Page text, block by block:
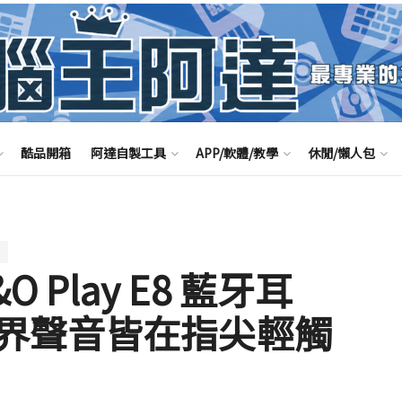
酷品開箱 阿達自製工具 APP/軟體/教學 休閒/懶人包
Play E8 藍牙耳
聲音皆在指尖輕觸